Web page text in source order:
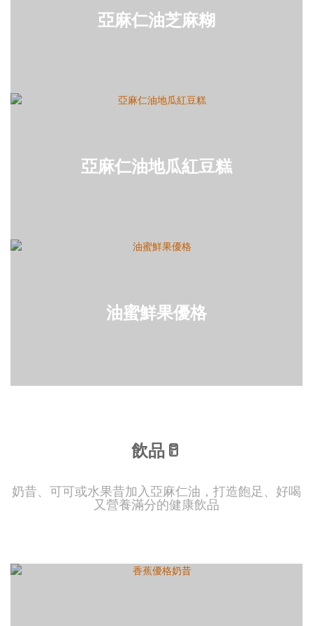
亞麻仁油芝麻糊
亞麻仁油地瓜紅豆糕
油蜜鮮果優格
飲品🥛
奶昔、可可或水果昔加入亞麻仁油，打造飽足、好喝
又營養滿分的健康飲品